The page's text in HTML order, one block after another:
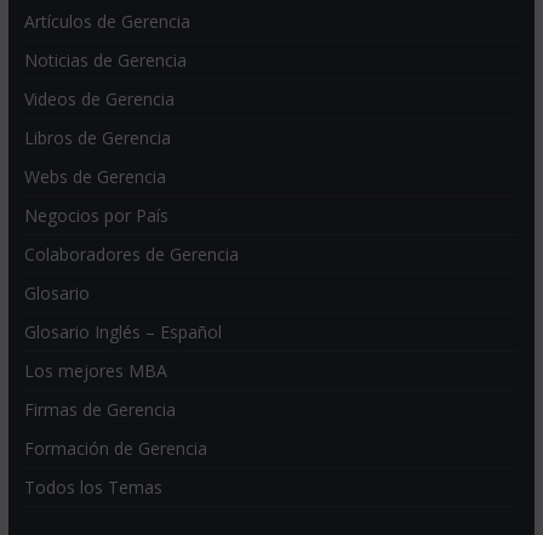
Artículos de Gerencia
Noticias de Gerencia
Videos de Gerencia
Libros de Gerencia
Webs de Gerencia
Negocios por País
Colaboradores de Gerencia
Glosario
Glosario Inglés – Español
Los mejores MBA
Firmas de Gerencia
Formación de Gerencia
Todos los Temas